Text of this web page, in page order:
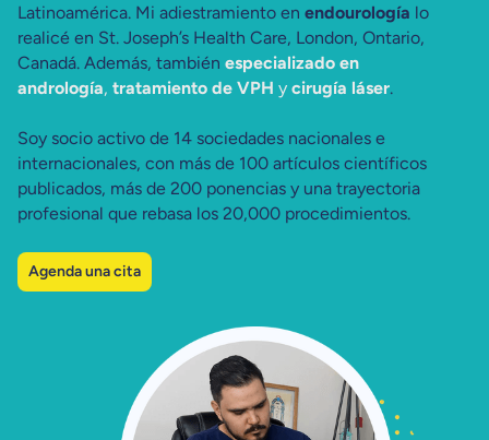
Latinoamérica. Mi adiestramiento en endourología lo
realicé en St. Joseph’s Health Care, London, Ontario,
Canadá. Además, también especializado en
andrología, tratamiento de VPH y cirugía láser.
Soy socio activo de 14 sociedades nacionales e
internacionales, con más de 100 artículos científicos
publicados, más de 200 ponencias y una trayectoria
profesional que rebasa los 20,000 procedimientos.
Agenda una cita